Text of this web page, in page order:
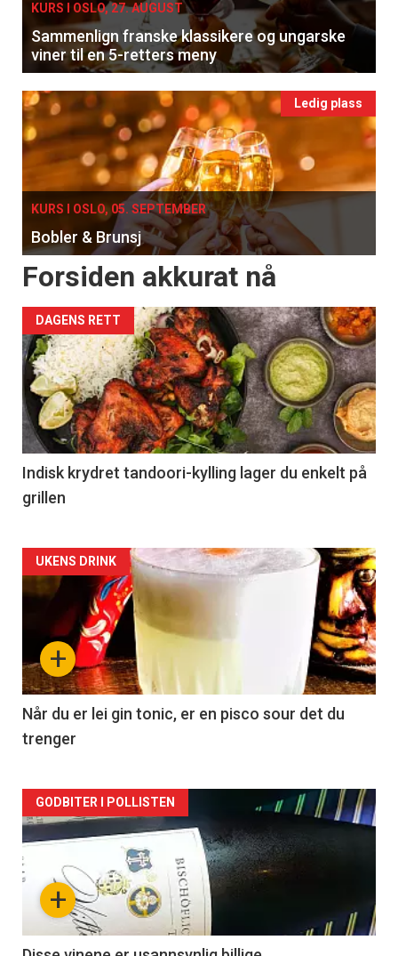
KURS I OSLO, 27. AUGUST
Sammenlign franske klassikere og ungarske
viner til en 5-retters meny
Ledig plass
KURS I OSLO, 05. SEPTEMBER
Bobler & Brunsj
Forsiden akkurat nå
DAGENS RETT
Indisk krydret tandoori-kylling lager du enkelt på
grillen
Forsiden
akkurat
nå
-
2
+
UKENS DRINK
Når du er lei gin tonic, er en pisco sour det du
trenger
Forsiden
akkurat
nå+
GODBITER I POLLISTEN